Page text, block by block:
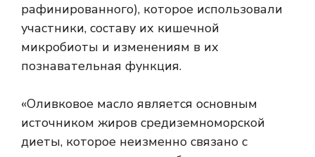
рафинированного), которое использовали
участники, составу их кишечной
микробиоты и изменениям в их
познавательная функция.
«Оливковое масло является основным
источником жиров средиземноморской
диеты, которое неизменно связано с